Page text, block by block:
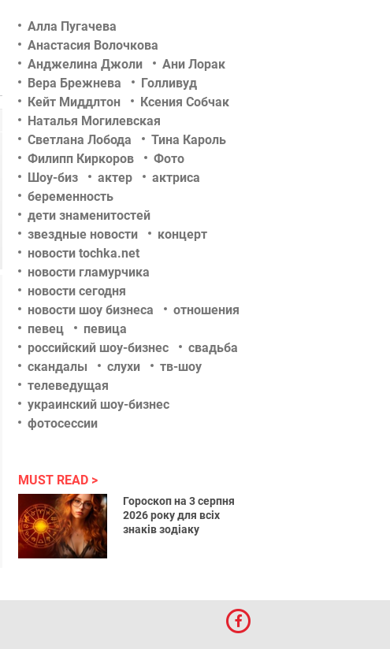
Алла Пугачева
Анастасия Волочкова
Анджелина Джоли
Ани Лорак
Вера Брежнева
Голливуд
Кейт Миддлтон
Ксения Собчак
Наталья Могилевская
Светлана Лобода
Тина Кароль
Филипп Киркоров
Фото
Шоу-биз
актер
актриса
беременность
дети знаменитостей
звездные новости
концерт
новости tochka.net
новости гламурчика
новости сегодня
новости шоу бизнеса
отношения
певец
певица
российский шоу-бизнес
свадьба
скандалы
слухи
тв-шоу
телеведущая
украинский шоу-бизнес
фотосессии
MUST READ
Гороскоп на 3 серпня
2026 року для всіх
знаків зодіаку